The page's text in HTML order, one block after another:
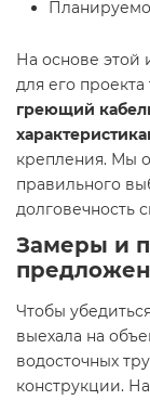
На основе
для его проекта
греющий
крепления. Мы
правильного
долговечность
Замеры и
Чтобы
выехала на
водосточных
конструкции.